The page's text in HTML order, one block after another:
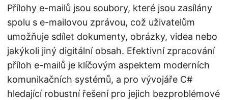
Přílohy e-mailů jsou soubory, které jsou zasílány
spolu s e-mailovou zprávou, což uživatelům
umožňuje sdílet dokumenty, obrázky, videa nebo
jakýkoli jiný digitální obsah. Efektivní zpracování
příloh e-mailů je klíčovým aspektem moderních
komunikačních systémů, a pro vývojáře C#
hledající robustní řešení pro jejich bezproblémové